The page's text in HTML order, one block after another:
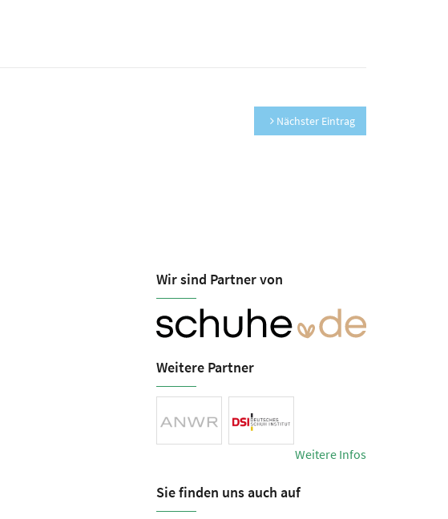
Nächster Eintrag
Wir sind Partner von
Weitere Partner
Weitere Infos
Sie finden uns auch auf